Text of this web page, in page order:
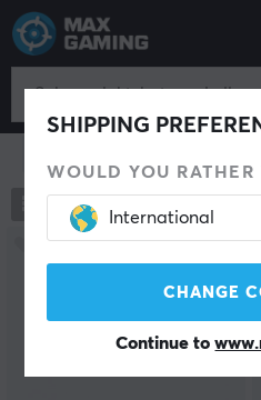
SHIPPING
WOULD YOU RATHER
International
CHANGE
Continue to
Gamingstol
Fotskammel